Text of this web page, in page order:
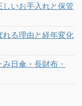
いお手入れと保管
る理由と経年変化
日傘・長財布・